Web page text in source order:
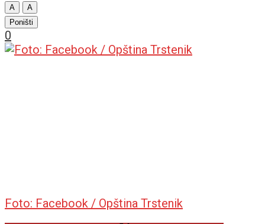
A
A
Poništi
0
Foto: Facebook / Opština Trstenik